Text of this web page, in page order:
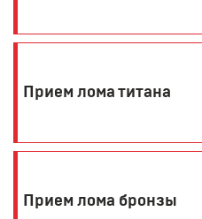
Прием лома титана
Прием лома бронзы